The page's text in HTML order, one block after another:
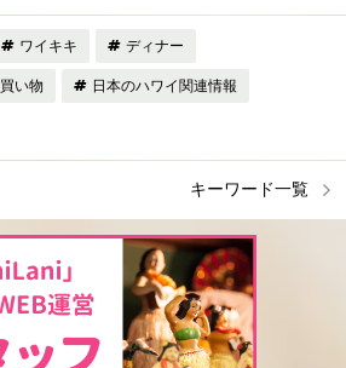
ワイキキ ディナー
買い物 日本のハワイ関連情報
キーワード一覧